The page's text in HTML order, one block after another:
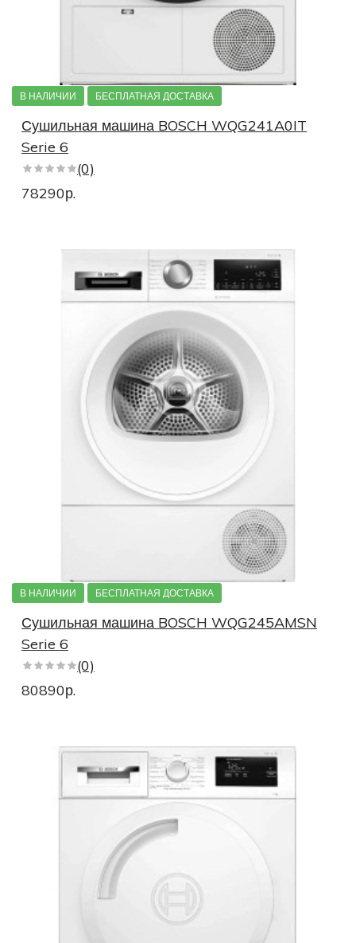
В НАЛИЧИИ БЕСПЛАТНАЯ ДОСТАВКА
Сушильная машина BOSCH WQG241A0IT
Serie 6
(0)
78290р.
В НАЛИЧИИ БЕСПЛАТНАЯ ДОСТАВКА
Сушильная машина BOSCH WQG245AMSN
Serie 6
(0)
80890р.